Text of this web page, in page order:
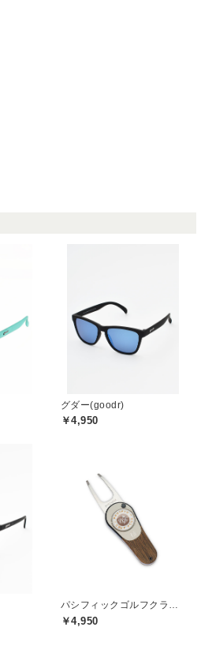
グダー(goodr)
￥4,950
￥4,950